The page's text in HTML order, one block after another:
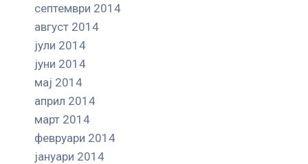
септември 2014
август 2014
јули 2014
јуни 2014
мај 2014
април 2014
март 2014
февруари 2014
јануари 2014